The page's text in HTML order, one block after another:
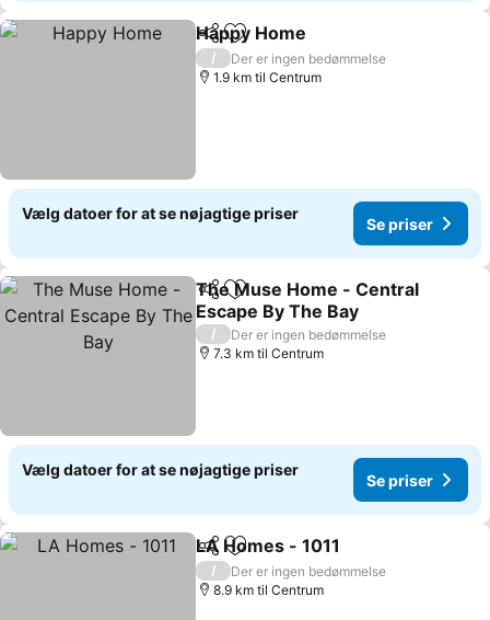
Del Føj til favoritter
Happy Home
/
Der er ingen bedømmelse
1.9 km til Centrum
Vælg datoer for at se nøjagtige priser
Se priser
Del Føj til favoritter
The Muse Home - Central
Escape By The Bay
/
Der er ingen bedømmelse
7.3 km til Centrum
Vælg datoer for at se nøjagtige priser
Se priser
Del Føj til favoritter
LA Homes - 1011
/
Der er ingen bedømmelse
8.9 km til Centrum